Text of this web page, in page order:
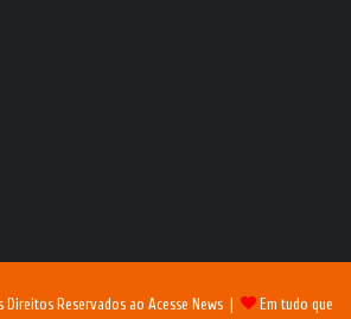
Reservados ao Acesse News | Em tudo que